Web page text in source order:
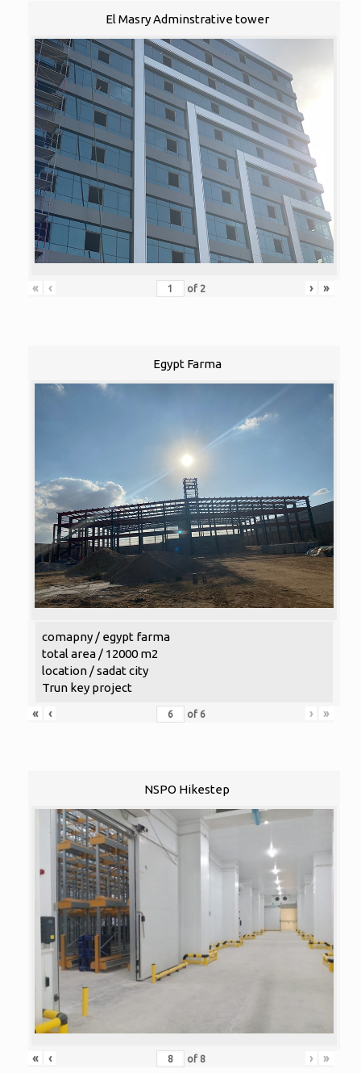
El Masry Adminstrative tower
« ‹ of 2 › »
Egypt Farma
comapny / egypt farma
total area / 12000 m2
location / sadat city
Trun key project
«
‹ of 6 › »
NSPO Hikestep
« ‹ of 8 › »